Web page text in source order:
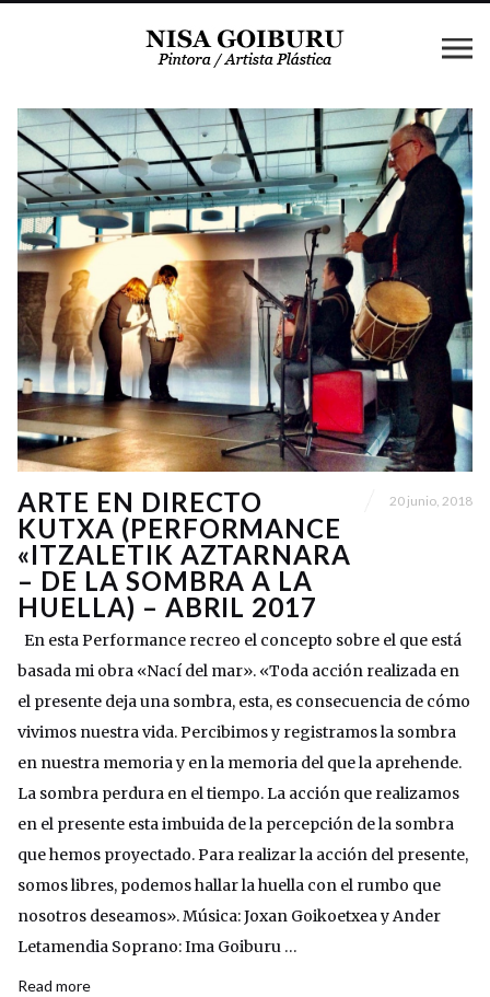
ARTE EN DIRECTO
KUTXA (PERFORMANCE
«ITZALETIK AZTARNARA
– DE LA SOMBRA A LA
HUELLA) – ABRIL 2017
20 junio, 2018
En esta Performance recreo el concepto sobre el que está
basada mi obra «Nací del mar». «Toda acción realizada en
el presente deja una sombra, esta, es consecuencia de cómo
vivimos nuestra vida. Percibimos y registramos la sombra
en nuestra memoria y en la memoria del que la aprehende.
La sombra perdura en el tiempo. La acción que realizamos
en el presente esta imbuida de la percepción de la sombra
que hemos proyectado. Para realizar la acción del presente,
somos libres, podemos hallar la huella con el rumbo que
nosotros deseamos». Música: Joxan Goikoetxea y Ander
Letamendia Soprano: Ima Goiburu …
Read more